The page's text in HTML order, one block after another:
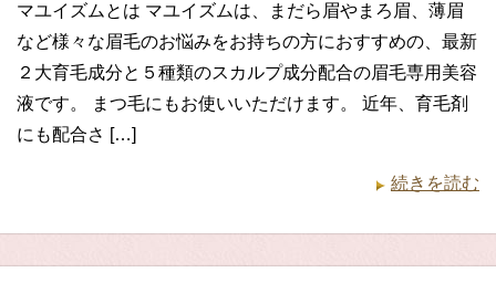
マユイズムとは マユイズムは、まだら眉やまろ眉、薄眉
など様々な眉毛のお悩みをお持ちの方におすすめの、最新
２大育毛成分と５種類のスカルプ成分配合の眉毛専用美容
液です。 まつ毛にもお使いいただけます。 近年、育毛剤
にも配合さ […]
続きを読む